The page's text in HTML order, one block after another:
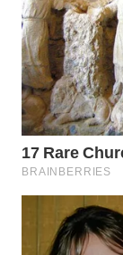
WN
INDRAMAYU
WN
KUNINGAN
WN
MAJALENGKA
WN